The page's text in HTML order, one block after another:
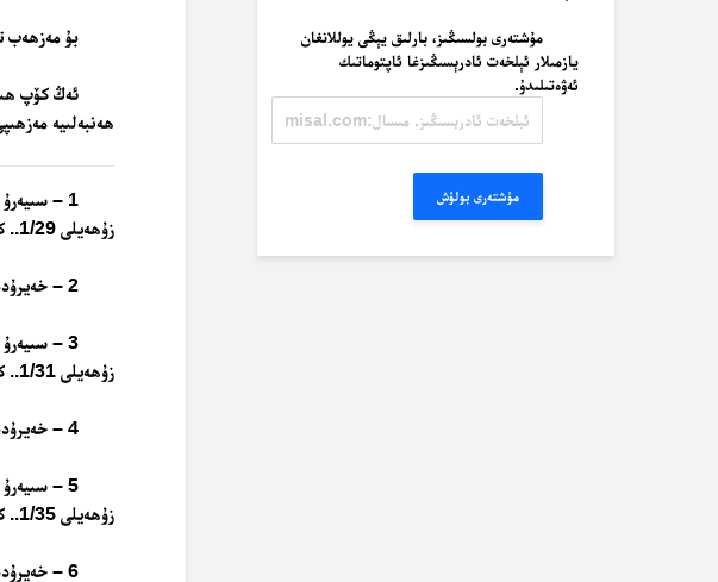
بۇ مەزھەب
ئەڭ كۆپ
ھەنبەلىيە
زۇھەيلى 1/29.. كېيىنكى بەتلىرى.
2 – خەيرۇددىن قارامان، ئىسلام ھوقۇقى تارىخى، ئىستانبۇل 1989، 248- بەت.
زۇھەيلى 1/31.. كېيىنكى بەتلىرى.
4 – خەيرۇددىن قارامان، ئىسلام ھوقۇقى تارىخى، ئىستانبۇل 1989، 248- بەت.
زۇھەيلى 1/35.. كېيىنكى بەتلىرى.
6 – خەيرۇددىن قارامان، ئىسلام ھوقۇقى تارىخى، ئىستانبۇل 1989، 248- بەت.
مۇشتەرى بولسىڭىز، بارلىق يېڭى يوللانغان
يازمىلار ئېلخەت ئادرېسىڭىزغا ئاپتوماتىك
ئەۋەتىلىدۇ.
ئادرېسىڭىز.
مۇشتەرى بولۇش